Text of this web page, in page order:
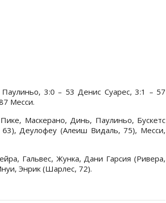
3:0 – 53 Денис Суарес, 3:1 – 57
Месси.
Маскерано, Динь, Паулиньо, Бускетс
Деулофеу (Алеиш Видаль, 75), Месси,
Гальвес, Жунка, Дани Гарсия (Ривера,
Энрик (Шарлес, 72).